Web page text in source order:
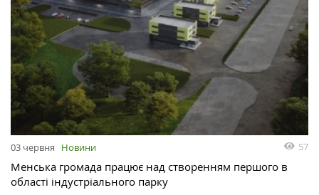
03 червня Новини 57
Менська громада працює над створенням першого в
області індустріального парку